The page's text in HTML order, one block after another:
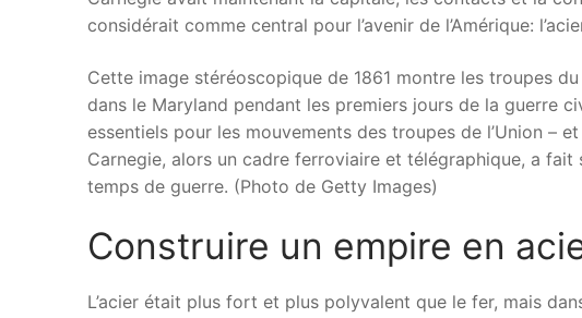
considérait comme central pour l’avenir de l’Amérique:
Cette image stéréoscopique de 1861 montre les troupes
dans le Maryland pendant les premiers jours de la guerre
essentiels pour les mouvements des troupes de l’Union –
Carnegie, alors un cadre ferroviaire et télégraphique, a
temps de guerre. (Photo de Getty Images)
Construire un empire en
L’acier était plus fort et plus polyvalent que le fer, mais